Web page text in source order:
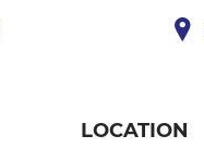
LOCATION